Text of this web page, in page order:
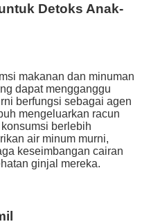
Detoks Anak-
makanan dan minuman
dapat mengganggu
berfungsi sebagai agen
mengeluarkan racun
berlebih
air minum murni,
keseimbangan cairan
ginjal mereka.